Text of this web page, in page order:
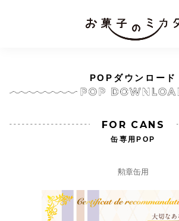
POPダウンロード
FOR CANS
缶専用POP
勲章缶用